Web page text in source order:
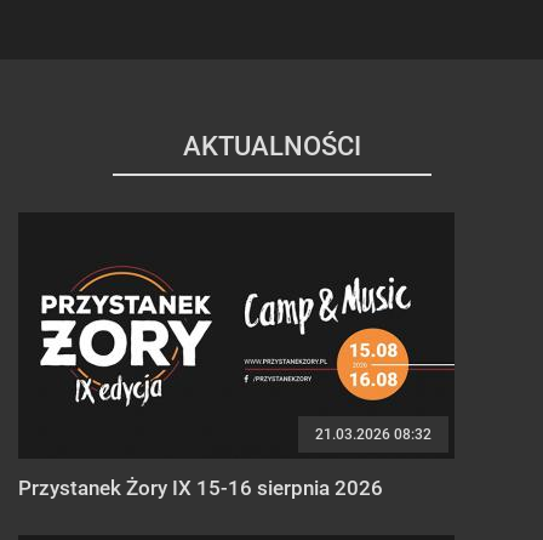
AKTUALNOŚCI
21.03.2026 08:32
Przystanek Żory IX 15-16 sierpnia 2026